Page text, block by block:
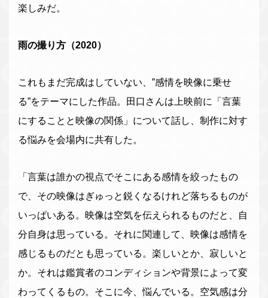
楽しみだ。
雨の撮り方（2020）
これもまだ完成はしていない、”感情を映像に乗せ
る”をテーマにした作品。田口さんは上映前に「言葉
にすることと映像の関係」について話し、制作に対す
る悩みを会場内に共有した。
「言葉は誰かの視点でそこにある感情を絞ったもの
で、その映像はぎゅっと鋭くなるけれど落ちるものが
いっぱいある。映像は空気を伝えられるものだと、自
分自身は思っている。それに関連して、映像は感情を
感じるものだとも思っている。楽しいとか、寂しいと
か。それは鑑賞者のコンディションや背景によって変
わってくるもの。そこに今、悩んでいる。空気感は分